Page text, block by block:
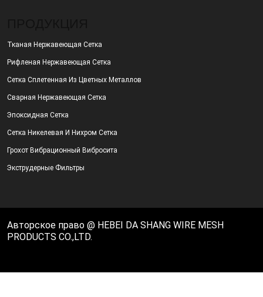
Тканая Нержавеющая Сетка
Рифленая Нержавеющая Сетка
Сетка Сплетенная Из Цветных Металлов
Сварная Нержавеющая Сетка
Эпоксидная Сетка
Сетка Никелевая И Нихром Сетка
Грохот Вибрационный Вибросита
Экструдерные Фильтры
Авторское право @ HEBEI DA SHANG WIRE MESH
PRODUCTS CO.,LTD.